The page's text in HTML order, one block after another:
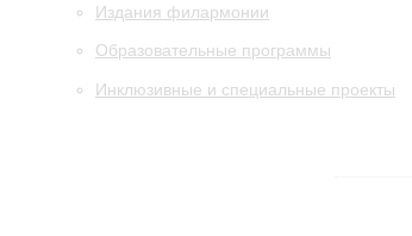
Издания филармонии
Образовательные программы
Инклюзивные и специальные проекты